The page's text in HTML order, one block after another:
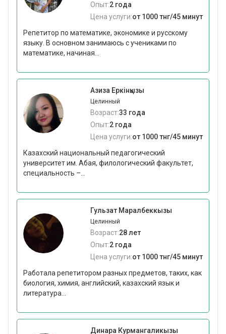
Опыт:2 года
Цена услуги:от 1000 тнг/45 минут
Репетитор по математике, экономике и русскому
языку. В основном занимаюсь с учениками по
математике, начиная...
Азиза Еркінқызы
Целинный
Возраст:33 года
Опыт:2 года
Цена услуги:от 1000 тнг/45 минут
Казахский национальный педагогический
университет им. Абая, филологический факультет,
специальность –...
Гульзат Маралбеккызы
Целинный
Возраст:28 лет
Опыт:2 года
Цена услуги:от 1000 тнг/45 минут
Работала репетитором разных предметов, таких, как
биология, химия, английский, казахский язык и
литература...
Динара Курмангаликызы